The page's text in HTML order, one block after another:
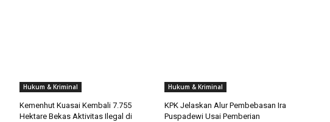
Hukum & Kriminal
Kemenhut Kuasai Kembali 7.755
Hektare Bekas Aktivitas Ilegal di
Hukum & Kriminal
KPK Jelaskan Alur Pembebasan Ira
Puspadewi Usai Pemberian